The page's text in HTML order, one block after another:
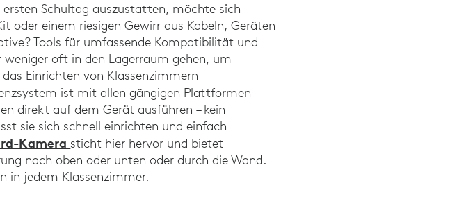
Schultag auszustatten, möchte sich
einem riesigen Gewirr aus Kabeln, Geräten
Tools für umfassende Kompatibilität und
oft in den Lagerraum gehen, um
Einrichten von Klassenzimmern
ist mit allen gängigen Plattformen
direkt auf dem Gerät ausführen – kein
sie sich schnell einrichten und einfach
Kamera sticht hier hervor und bietet
nach oben oder unten oder durch die Wand.
in jedem Klassenzimmer.